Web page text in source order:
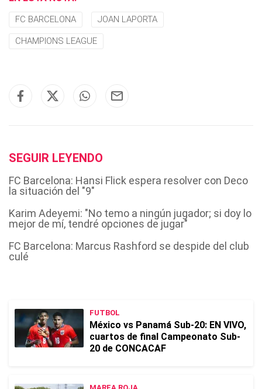
FC BARCELONA JOAN LAPORTA
CHAMPIONS LEAGUE
SEGUIR LEYENDO
FC Barcelona: Hansi Flick espera resolver con Deco
la situación del "9"
Karim Adeyemi: "No temo a ningún jugador; si doy lo
mejor de mí, tendré opciones de jugar"
FC Barcelona: Marcus Rashford se despide del club
culé
FUTBOL
México vs Panamá Sub-20: EN VIVO,
cuartos de final Campeonato Sub-
20 de CONCACAF